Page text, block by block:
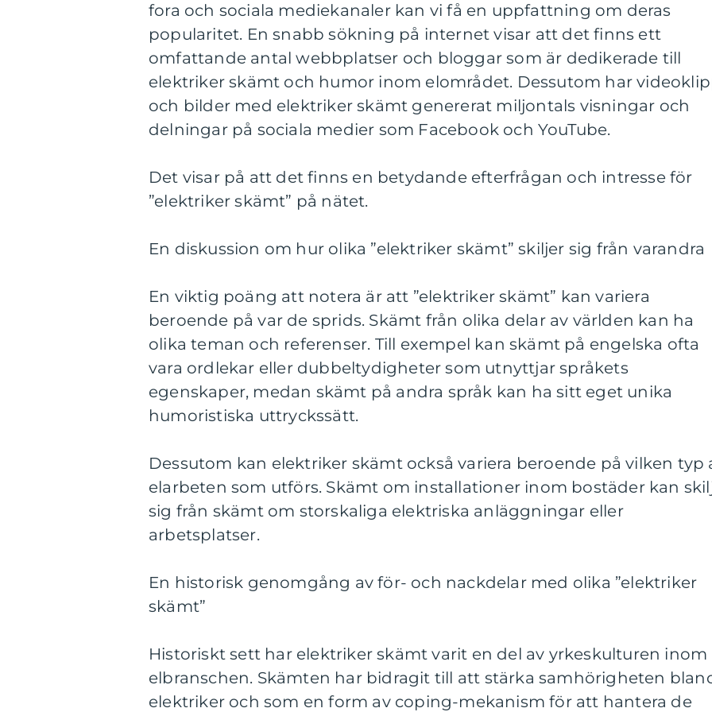
fora och sociala mediekanaler kan vi få en uppfattning om deras
popularitet. En snabb sökning på internet visar att det finns ett
omfattande antal webbplatser och bloggar som är dedikerade till
elektriker skämt och humor inom elområdet. Dessutom har
och bilder med elektriker skämt genererat miljontals visningar och
delningar på sociala medier som Facebook och YouTube.
Det visar på att det finns en betydande efterfrågan och intresse för
”elektriker skämt” på nätet.
En diskussion om hur olika ”elektriker skämt” skiljer sig från varandra
En viktig poäng att notera är att ”elektriker skämt” kan variera
beroende på var de sprids. Skämt från olika delar av världen kan ha
olika teman och referenser. Till exempel kan skämt på engelska ofta
vara ordlekar eller dubbeltydigheter som utnyttjar språkets
egenskaper, medan skämt på andra språk kan ha sitt eget unika
humoristiska uttryckssätt.
Dessutom kan elektriker skämt också variera beroende på vilken typ
elarbeten som utförs. Skämt om installationer inom bostäder kan
sig från skämt om storskaliga elektriska anläggningar eller
arbetsplatser.
En historisk genomgång av för- och nackdelar med olika ”elektriker
skämt”
Historiskt sett har elektriker skämt varit en del av yrkeskulturen inom
elbranschen. Skämten har bidragit till att stärka samhörigheten
elektriker och som en form av coping-mekanism för att hantera de